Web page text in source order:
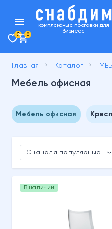
menu
комплексные поставки для
бизнеса
0 0
Главная keyboard_arrow_right Каталог keyboard_arrow_right
Мебель офисная
Мебель офисная
Сначала популярные expand_more
В наличии